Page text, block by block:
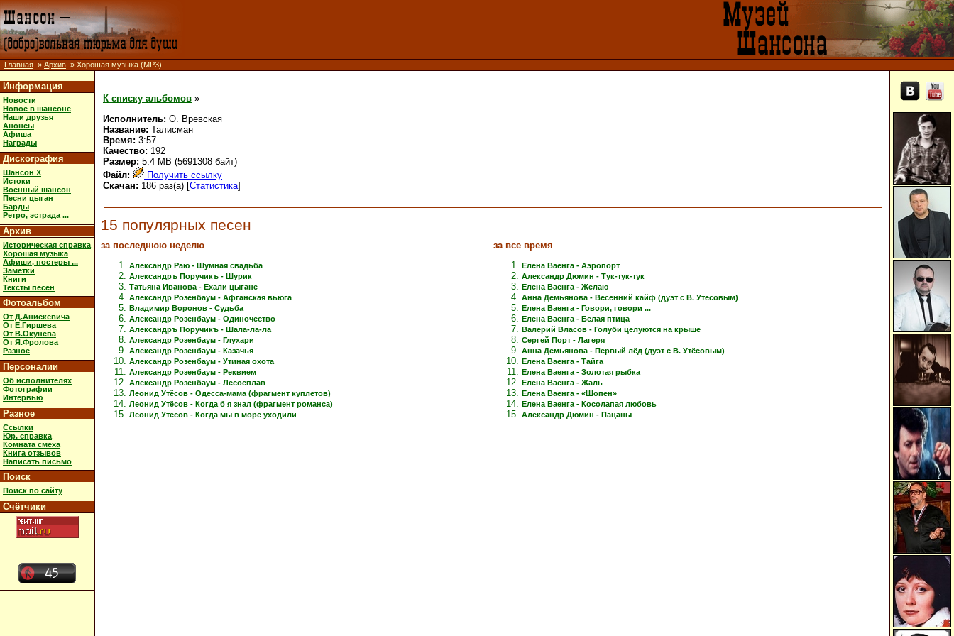
Главная » Архив » Хорошая музыка (MP3)
Информация
Новости
Новое в шансоне
Наши друзья
Анонсы
Афиша
Награды
Дискография
Шансон X
Истоки
Военный шансон
Песни цыган
Барды
Ретро, эстрада ...
Архив
Историческая справка
Хорошая музыка
Афиши, постеры ...
Заметки
Книги
Тексты песен
Фотоальбом
От Д.Анискевича
От Е.Гиршева
От В.Окунева
От Я.Фролова
Разное
Персоналии
Об исполнителях
Фотографии
Интервью
Разное
Ссылки
Юр. справка
Комната смеха
Книга отзывов
Написать письмо
Поиск
Поиск по сайту
Счётчики
К списку альбомов »
Исполнитель: О. Вревская
Название: Талисман
Время: 3:57
Качество: 192
Размер: 5.4 MB (5691308 байт)
Файл:
Получить ссылку
Скачан: 186 раз(а) [Статистика]
15 популярных песен
за последнюю неделю
Александр Раю - Шумная свадьба
Александръ Поручикъ - Шурик
Татьяна Иванова - Ехали цыгане
Александр Розенбаум - Афганская вьюга
Владимир Воронов - Судьба
Александр Розенбаум - Одиночество
Александръ Поручикъ - Шала-ла-ла
Александр Розенбаум - Глухари
Александр Розенбаум - Казачья
Александр Розенбаум - Утиная охота
Александр Розенбаум - Реквием
Александр Розенбаум - Лесосплав
Леонид Утёсов - Одесса-мама (фрагмент куплетов)
Леонид Утёсов - Когда б я знал (фрагмент романса)
Леонид Утёсов - Когда мы в море уходили
за все время
Елена Ваенга - Аэропорт
Александр Дюмин - Тук-тук-тук
Елена Ваенга - Желаю
Анна Демьянова - Весенний кайф (дуэт с В. Утёсовым)
Елена Ваенга - Говори, говори ...
Елена Ваенга - Белая птица
Валерий Власов - Голуби целуются на крыше
Сергей Порт - Лагеря
Анна Демьянова - Первый лёд (дуэт с В. Утёсовым)
Елена Ваенга - Тайга
Елена Ваенга - Золотая рыбка
Елена Ваенга - Жаль
Елена Ваенга - «Шопен»
Елена Ваенга - Косолапая любовь
Александр Дюмин - Пацаны